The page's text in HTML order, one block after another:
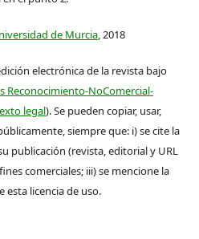
de Murcia, 2018
electrónica de la revista bajo
Reconocimiento-NoComercial-
legal). Se pueden copiar, usar,
siempre que: i) se cite la
publicación (revista, editorial y URL
comerciales; iii) se mencione la
esta licencia de uso.